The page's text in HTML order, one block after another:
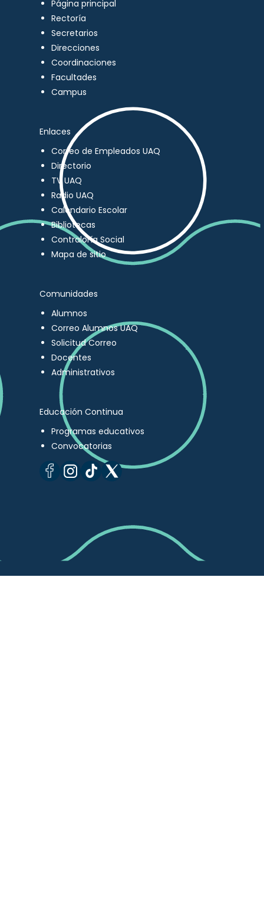
Página principal
Rectoría
Secretarios
Direcciones
Coordinaciones
Facultades
Campus
Enlaces
Correo de Empleados UAQ
Directorio
TV UAQ
Radio UAQ
Calendario Escolar
Bibliotecas
Contraloría Social
Mapa de sitio
Comunidades
Alumnos
Correo Alumnos UAQ
Solicitud Correo
Docentes
Administrativos
Educación Continua
Programas educativos
Convocatorias